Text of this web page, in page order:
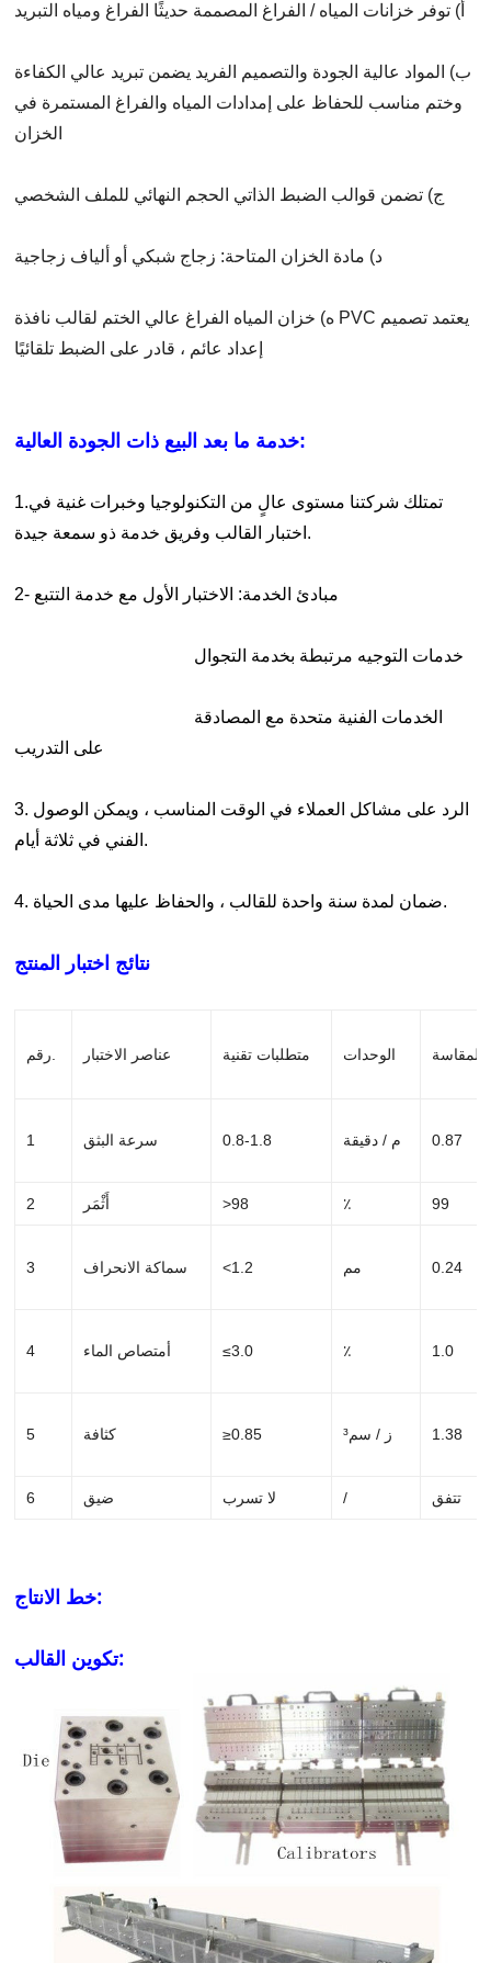
أ) توفر خزانات المياه / الفراغ المصممة حديثًا الفراغ ومياه التبريد
ب) المواد عالية الجودة والتصميم الفريد يضمن تبريد عالي الكفاءة
وختم مناسب للحفاظ على إمدادات المياه والفراغ المستمرة في
الخزان
ج) تضمن قوالب الضبط الذاتي الحجم النهائي للملف الشخصي
ه) خزان المياه الفراغ عالي الختم لقالب نافذة PVC يعتمد تصميم
إعداد عائم ، قادر على الضبط تلقائيًا
خدمة ما بعد البيع ذات الجودة العالية:
1.تمتلك شركتنا مستوى عالٍ من التكنولوجيا وخبرات غنية في
اختبار القالب وفريق خدمة ذو سمعة جيدة.
2- مبادئ الخدمة: الاختبار الأول مع خدمة التتبع
خدمات التوجيه مرتبطة بخدمة التجوال
على التدريب
3. الرد على مشاكل العملاء في الوقت المناسب ، ويمكن الوصول
الفني في ثلاثة أيام.
4. ضمان لمدة سنة واحدة للقالب ، والحفاظ عليها مدى الحياة.
نتائج اختبار المنتج
عناصر الاختبار متطلبات تقنية الوحدات المقاسة
1 سرعة البثق 0.8-1.8 م / دقيقة 0.87
2 أَثْمَر >98 ٪ 99
3 سماكة الانحراف <1.2 مم 0.24
4 أمتصاص الماء ≤3.0 ٪ 1.0
5 كثافة ≥0.85 ز / سم³ 1.38
6 ضيق لا تسرب / تتفق
خط الانتاج:
تكوين القالب: